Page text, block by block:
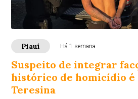
Piauí Há 1 semana
Suspeito de integrar
histórico de homicídio é
Teresina